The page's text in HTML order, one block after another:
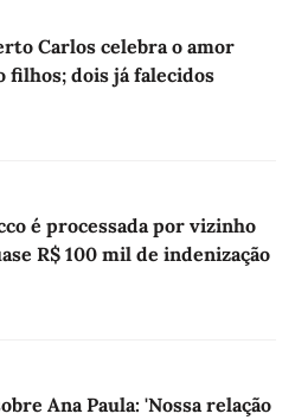
Carlos celebra o amor
filhos; dois já falecidos
é processada por vizinho
R$ 100 mil de indenização
Ana Paula: 'Nossa relação